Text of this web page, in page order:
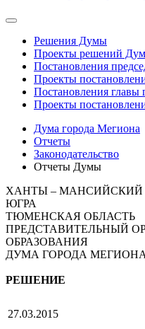
Решения Думы
Проекты решений
Постановления
Проекты
Постановления главы
Проекты
Дума города Мегиона
Отчеты
Законодательство
Отчеты Думы
ХАНТЫ –
ЮГРА
ТЮМЕНСКАЯ ОБЛАСТЬ
ПРЕДСТАВИТЕЛЬНЫЙ
ОБРАЗОВАНИЯ
ДУМА ГОРОДА МЕГИОНА
РЕШЕНИЕ
27.03.2015